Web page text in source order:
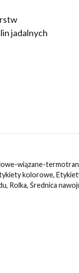
jadalnych
wiązane-
kolorowe,
, Rolka, Średnica